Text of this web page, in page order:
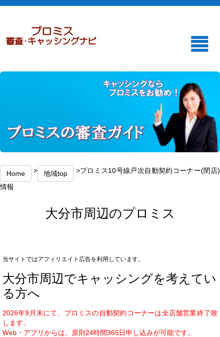
Home > 地域top >プロミス10号線戸次自動契約コーナー(閉店)
情報
大分市周辺のプロミス
当サイトではアフィリエイト広告を利用しています。
大分市周辺でキャッシングを考えてい
る方へ
2026年9月末にて、プロミスの自動契約コーナーは全店舗営業終了致
します。
Web・アプリからは、原則24時間365日申し込みが可能です。